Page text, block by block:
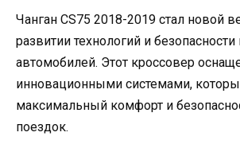
Чанган CS75 2018-2019 стал новой
развитии технологий и
автомобилей. Этот кроссовер
инновационными системами,
максимальный комфорт и
поездок.